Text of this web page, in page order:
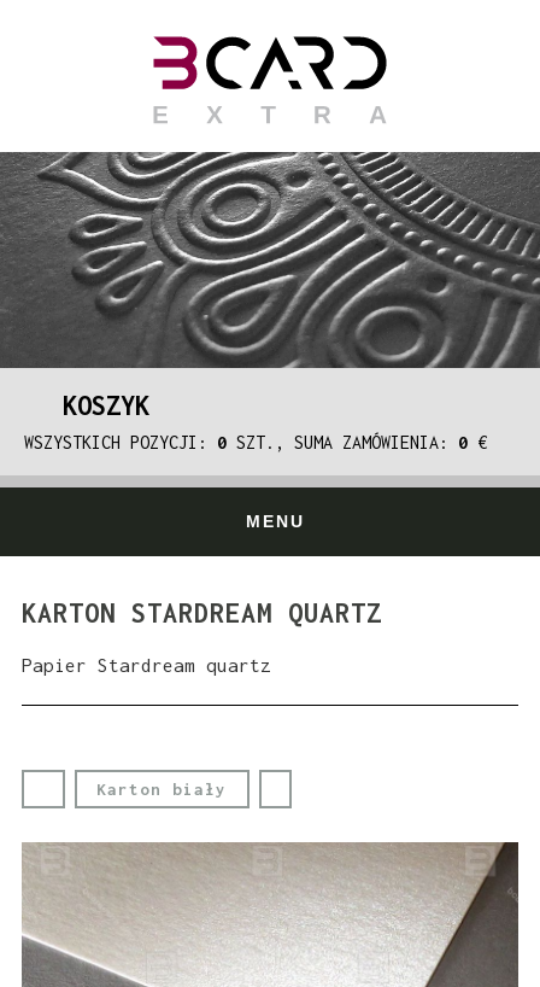
KOSZYK
WSZYSTKICH POZYCJI: 0 SZT., SUMA ZAMÓWIENIA: 0 €
MENU
KARTON STARDREAM QUARTZ
Papier Stardream quartz
Karton biały